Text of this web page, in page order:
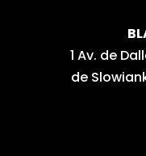
1 Av. de
de